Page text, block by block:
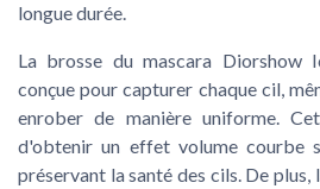
longue durée.
La brosse du mascara Diorshow
conçue pour capturer chaque cil,
enrober de manière uniforme.
d'obtenir un effet volume courbe
préservant la santé des cils. De plus,